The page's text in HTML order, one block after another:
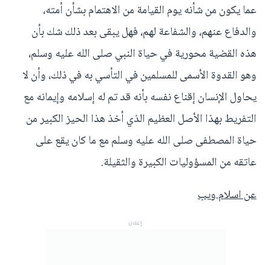
عما يكون من شأنه يوم القيامة من الاهتمام بشأن أمته،
والدفاع عنهم، والشفاعة لهم، فهل يبقى بعد ذلك شك بأن
هذه القضية محورية في حياة النبي صلى الله عليه وسلم،
وهو القدوة الأسمى للمسلمين في التأسي به في ذلك، وأن لا
يحاول الإنسان إقناع نفسه بأنه قد تم له إسلامه وإيمانه مع
التفريط بهذا الأصل العظيم الذي أخذ هذا الحيز الكبير من
حياة المصطفى صلى الله عليه وسلم مع ما كان يقع على
عاتقه من المسؤوليات الكبيرة والثقيلة.
عن اسلام.ويب
إعلان